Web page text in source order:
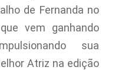
de Fernanda no
vem ganhando
sua
Atriz na edição